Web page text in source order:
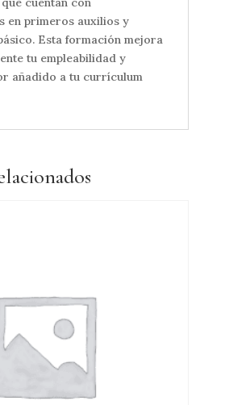
en primeros auxilios y
Esta formación mejora
tu empleabilidad y
añadido a tu currículum